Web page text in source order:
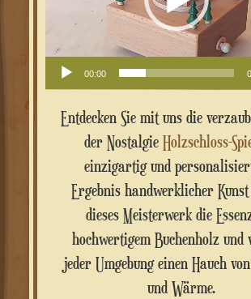
00:00
Entdecken Sie mit uns die verzauberte Welt
der Nostalgie Holzschloss-
einzigartig und
Ergebnis handwerklicher
dieses Meisterwerk die
hochwertigem Buchenholz und
jeder Umgebung einen Hauch
und Wärme.